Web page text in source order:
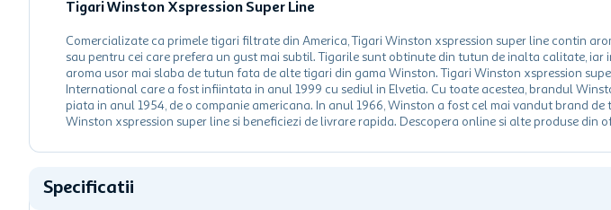
Tigari Winston Xspression Super Line
Comercializate ca primele tigari filtrate din America, Tigari Winston xspression super line contin
sau pentru cei care prefera un gust mai subtil. Tigarile sunt obtinute din tutun de inalta calitate, iar
aroma usor mai slaba de tutun fata de alte tigari din gama Winston. Tigari Winston xspression
International care a fost infiintata in anul 1999 cu sediul in Elvetia. Cu toate acestea, brandul
piata in anul 1954, de o companie americana. In anul 1966, Winston a fost cel mai vandut brand
Winston xspression super line si beneficiezi de livrare rapida. Descopera online si alte produse din
Specificatii